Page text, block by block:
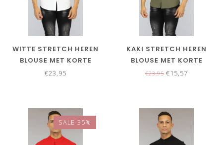
WITTE STRETCH HEREN
BLOUSE MET KORTE
MOUWEN
€23,95
KAKI STRETCH HEREN
BLOUSE MET KORTE
MOUWEN
€23,95 €15,57
SALE-35%